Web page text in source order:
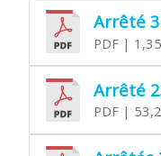
Arrêté
PDF|
Arrêté
PDF|